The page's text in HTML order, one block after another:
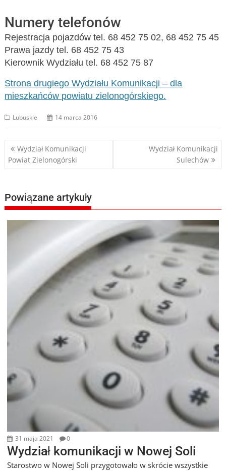
Numery telefonów
Rejestracja pojazdów tel. 68 452 75 02, 68 452 75 45
Prawa jazdy tel. 68 452 75 43
Kierownik Wydziału tel. 68 452 75 87
Strona drugiego Wydziału Komunikacji – dla
mieszkańców powiatu zielonogórskiego.
Lubuskie 14 marca 2016
Nawigacja
wpisu
Wydział Komunikacji
Powiat Zielonogórski
Wydział Komunikacji
Sulechów
Powiązane artykuły
31 maja 2021 0
Wydział komunikacji w Nowej Soli
Starostwo w Nowej Soli przygotowało w skrócie wszystkie